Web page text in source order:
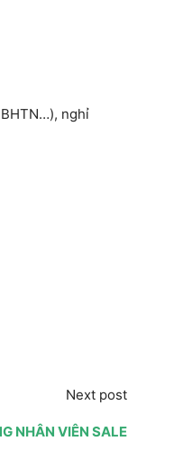
nghỉ
Next post
NHÂN VIÊN SALE